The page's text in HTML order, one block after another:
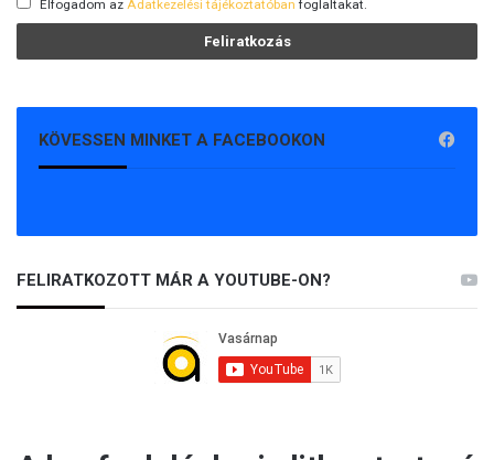
Elfogadom az Adatkezelési tájékoztatóban foglaltakat.
KÖVESSEN MINKET A FACEBOOKON
FELIRATKOZOTT MÁR A YOUTUBE-ON?